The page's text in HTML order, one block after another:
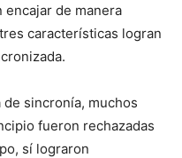
de manera
características logran
sincronía, muchos
fueron rechazadas
sí lograron